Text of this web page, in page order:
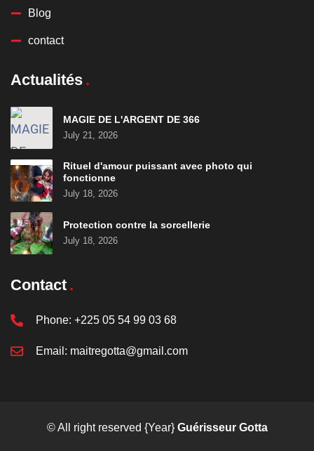
Blog
contact
Actualités
MAGIE DE L'ARGENT DE 366
July 21, 2026
Rituel d'amour puissant avec photo qui
fonctionne
July 18, 2026
Protection contre la sorcellerie
July 18, 2026
Contact
Phone: +225 05 54 99 03 68
Email: maitregotta@gmail.com
© All right reserved {Year} Guérisseur Gotta